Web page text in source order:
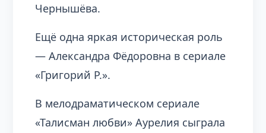
Чернышёва.
Ещё одна яркая историческая роль
— Александра Фёдоровна в сериале
«Григорий Р.».
В мелодраматическом сериале
«Талисман любви» Аурелия сыграла